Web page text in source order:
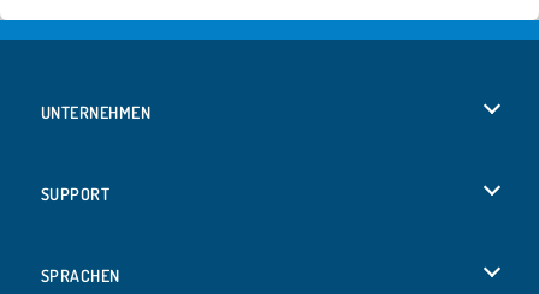
UNTERNEHMEN
SUPPORT
SPRACHEN